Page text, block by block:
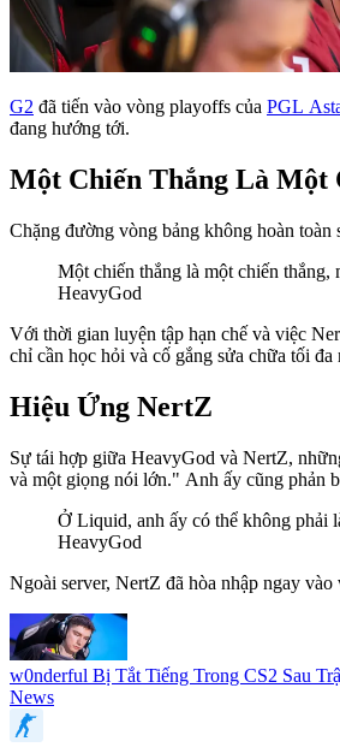
G2 đã tiến vào vòng playoffs của PGL
đang hướng tới.
Một Chiến Thắng Là Một
Chặng đường vòng bảng không hoàn
Một chiến thắng là một chiến
HeavyGod
Với thời gian luyện tập hạn chế và việc
chỉ cần học hỏi và cố gắng sửa chữa tối
Hiệu Ứng NertZ
Sự tái hợp giữa HeavyGod và NertZ,
và một giọng nói lớn." Anh ấy cũng phản
Ở Liquid, anh ấy có thể không phải
HeavyGod
Ngoài server, NertZ đã hòa nhập ngay
w0nderful Bị Tắt Tiếng Trong CS2 Sau
News